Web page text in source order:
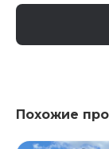
Похожие